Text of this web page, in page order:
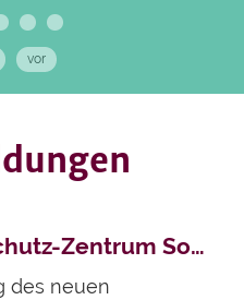
vor
Eröffnung Gewaltschutz-Zentrum Soest
des neuen